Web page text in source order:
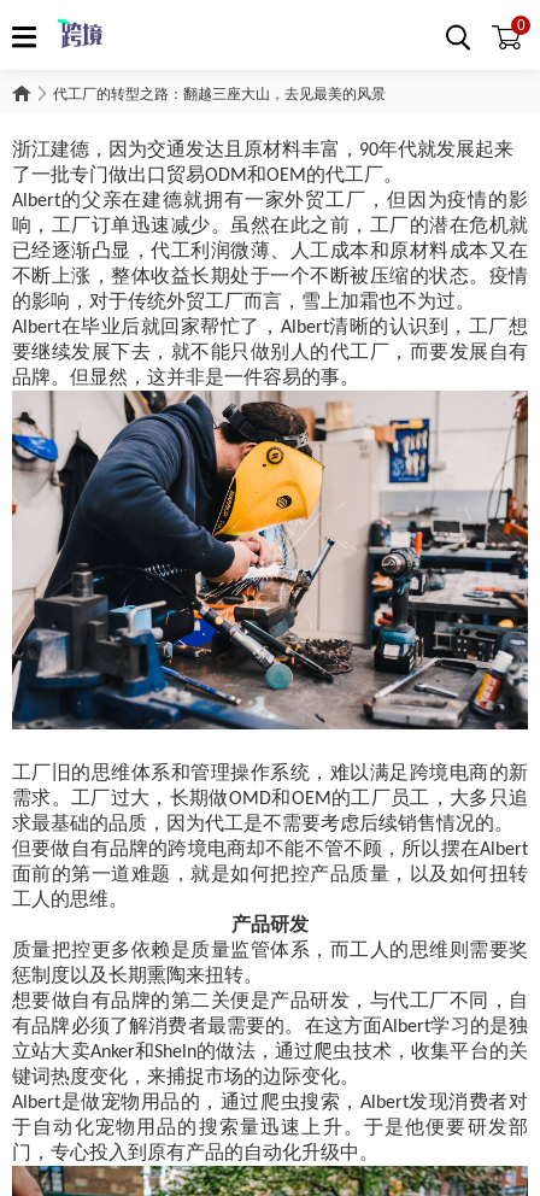
0
代工厂的转型之路：翻越三座大山，去见最美的风景
浙江建德，因为交通发达且原材料丰富， 90年代就发展起来
了一批专门做出口贸易ODM和OEM的代工厂。
Albert的父亲在建德就拥有一家外贸工厂，但因为疫情的影
响，工厂订单迅速减少。虽然在此之前，工厂的潜在危机就
已经逐渐凸显，代工利润微薄、人工成本和原材料成本又在
不断上涨，整体收益长期处于一个不断被压缩的状态。疫情
的影响，对于传统外贸工厂而言，雪上加霜也不为过。
Albert在毕业后就回家帮忙了， Albert清晰的认识到，工厂想
要继续发展下去，就不能只做别人的代工厂，而要发展自有
品牌。但显然，这并非是一件容易的事。
工厂旧的思维体系和管理操作系统，难以满足跨境电商的新
需求。工厂过大，长期做OMD和OEM的工厂员工，大多只追
求最基础的品质，因为代工是不需要考虑后续销售情况的。
但要做自有品牌的跨境电商却不能不管不顾，所以摆在Albert
面前的第一道难题，就是如何把控产品质量，以及如何扭转
工人的思维。
产品研发
质量把控更多依赖是质量监管体系，而工人的思维则需要奖
惩制度以及长期熏陶来扭转。
想要做自有品牌的第二关便是产品研发，与代工厂不同，自
有品牌必须了解消费者最需要的。在这方面Albert学习的是独
立站大卖Anker和Sheln的做法，通过爬虫技术，收集平台的关
键词热度变化，来捕捉市场的边际变化。
Albert是做宠物用品的，通过爬虫搜索， Albert发现消费者对
于自动化宠物用品的搜索量迅速上升。于是他便要研发部
门，专心投入到原有产品的自动化升级中。